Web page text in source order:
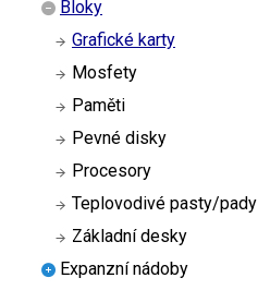
Bloky
Grafické karty
Mosfety
Paměti
Pevné disky
Procesory
Teplovodivé pasty/pady
Základní desky
Expanzní nádoby